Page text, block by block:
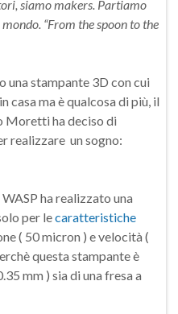
siamo makers. Partiamo
“From the spoon to the
una stampante 3D con cui
ma è qualcosa di più, il
Moretti ha deciso di
realizzare un sogno:
ha realizzato una
per lecaratteristiche
( 50 micron ) e velocità (
questa stampante è
mm ) sia di una fresa a